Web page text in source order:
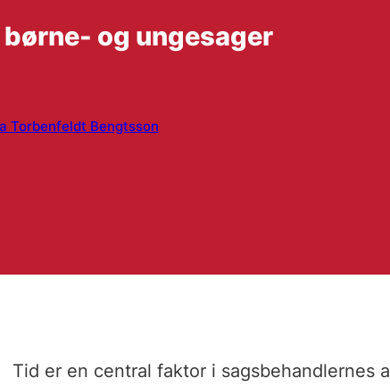
og ungesager
Torbenfeldt Bengtsson
Tid er en central faktor i sagsbehandlernes